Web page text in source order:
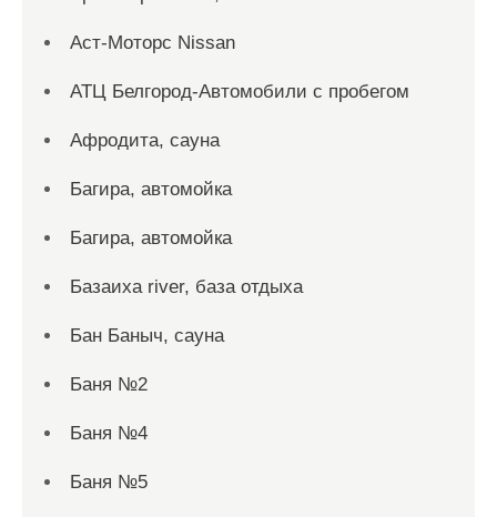
Аст-Моторс Nissan
АТЦ Белгород-Автомобили с пробегом
Афродита, сауна
Багира, автомойка
Багира, автомойка
Базаиха river, база отдыха
Бан Баныч, сауна
Баня №2
Баня №4
Баня №5